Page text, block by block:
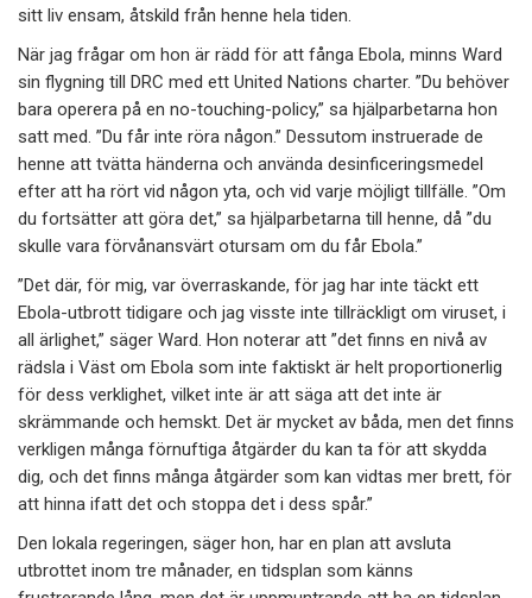
sitt liv ensam, åtskild från henne hela tiden.
När jag frågar om hon är rädd för att fånga Ebola, minns Ward
sin flygning till DRC med ett United Nations charter. ”Du behöver
bara operera på en no-touching-policy,” sa hjälparbetarna hon
satt med. ”Du får inte röra någon.” Dessutom instruerade de
henne att tvätta händerna och använda desinficeringsmedel
efter att ha rört vid någon yta, och vid varje möjligt tillfälle. ”Om
du fortsätter att göra det,” sa hjälparbetarna till henne, då ”du
skulle vara förvånansvärt otursam om du får Ebola.”
”Det där, för mig, var överraskande, för jag har inte täckt ett
Ebola-utbrott tidigare och jag visste inte tillräckligt om viruset, i
all ärlighet,” säger Ward. Hon noterar att ”det finns en nivå av
rädsla i Väst om Ebola som inte faktiskt är helt proportionerlig
för dess verklighet, vilket inte är att säga att det inte är
skrämmande och hemskt. Det är mycket av båda, men det finns
verkligen många förnuftiga åtgärder du kan ta för att skydda
dig, och det finns många åtgärder som kan vidtas mer brett, för
att hinna ifatt det och stoppa det i dess spår.”
Den lokala regeringen, säger hon, har en plan att avsluta
utbrottet inom tre månader, en tidsplan som känns